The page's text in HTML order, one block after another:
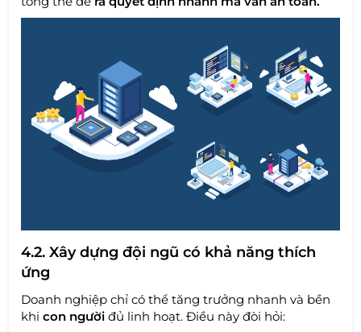
4.2. Xây dựng đội ngũ có khả năng thích
ứng
Doanh nghiệp chỉ có thể tăng trưởng nhanh và bền
khicon người đủ linh hoạt. Điều này đòi hỏi: